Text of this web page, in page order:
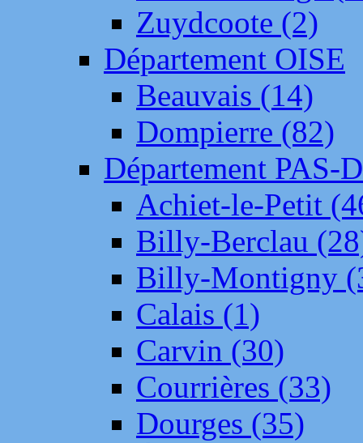
Zuydcoote (2)
Département OISE
Beauvais (14)
Dompierre (82)
Département PAS-
Achiet-le-Petit
Billy-Berclau
Billy-Montigny
Calais (1)
Carvin (30)
Courrières (33)
Dourges (35)